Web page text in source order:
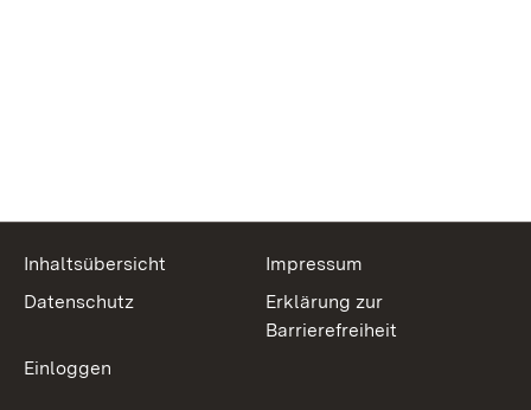
Inhaltsübersicht
Impressum
Datenschutz
Erklärung zur
Barrierefreiheit
Einloggen